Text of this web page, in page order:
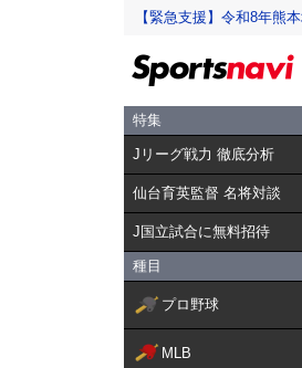
【緊急支援】令和8年熊
特集
Jリーグ戦力 徹底分析
仙台育英監督 名将対談
J国立試合に無料招待
種目
プロ野球
MLB